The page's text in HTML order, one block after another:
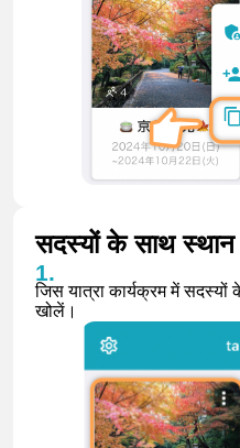
सदस्यों के साथ स्थान
जिस यात्रा कार्यक्रम में
खोलें।